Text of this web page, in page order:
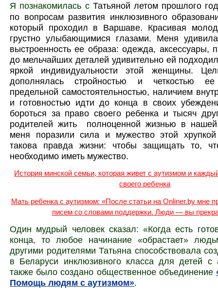
Я познакомилась с Татьяной летом прошлого
по вопросам развития инклюзивного
который проходил в Варшаве. Красивая
грустно улыбающимися глазами. Меня удивила
выстроенность ее образа: одежда, аксессуары,
до мельчайших деталей удивительно ей
яркой индивидуальности этой женщины.
дополнялась стройностью и четкостью
предельной самостоятельностью, наличием
и готовностью идти до конца в своих
бороться за право своего ребенка и тысяч
родителей жить полноценной жизнью в нашей
меня поразили сила и мужество этой
такова правда жизни: чтобы защищать то,
необходимо иметь мужество.
История минской семьи, которая живет с аутизмом и
своего ребенка
Мать ребенка с аутизмом: «После статьи на Onliner.by мне
писем со словами поддержки. Люди — вы
Один мудрый человек сказал: «Когда есть
конца, то любое начинание «обрастает»
другими родителями Татьяна способствовала
в Беларуси инклюзивного класса для детей с
также было создано общественное объединение
Помощь людям с аутизмом».